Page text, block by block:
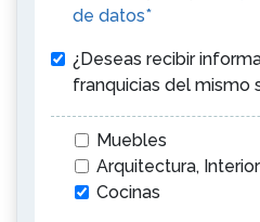
de datos*
¿Deseas recibir
franquicias del mismo
Muebles
Arquitectura,
Cocinas